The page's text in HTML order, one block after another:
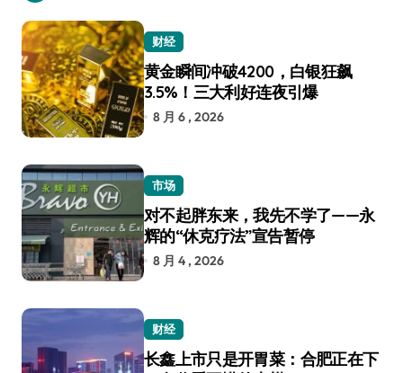
财经
黄金瞬间冲破4200，白银狂飙
3.5%！三大利好连夜引爆
8 月 6 , 2026
市场
对不起胖东来，我先不学了——永
辉的“休克疗法”宣告暂停
8 月 4 , 2026
财经
长鑫上市只是开胃菜：合肥正在下